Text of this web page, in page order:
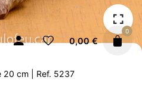
0,00€
0
20 cm | Ref. 5237